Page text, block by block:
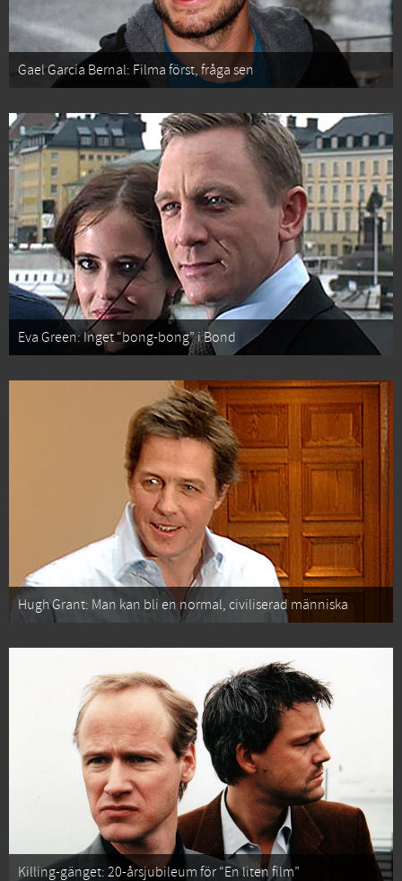
Gael García Bernal: Filma först, fråga sen
Eva Green: Inget “bong-bong” i Bond
Hugh Grant: Man kan bli en normal, civiliserad människa
Killing-gänget: 20-årsjubileum för “En liten film”